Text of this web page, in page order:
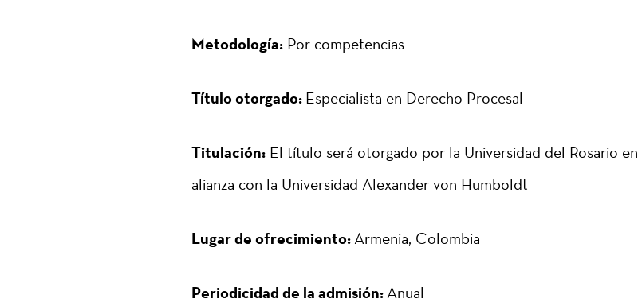
Metodología: Por competencias
Título otorgado: Especialista en Derecho Procesal
Titulación: El título será otorgado por la Universidad del Rosario en
alianza con la Universidad Alexander von Humboldt
Lugar de ofrecimiento: Armenia, Colombia
Periodicidad de la admisión: Anual